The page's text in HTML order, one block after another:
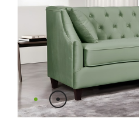
ДОСТАВКА
РАССРОЧКА
ГДЕ КУПИТЬ
Ваш город: Гомель
Сморгонь